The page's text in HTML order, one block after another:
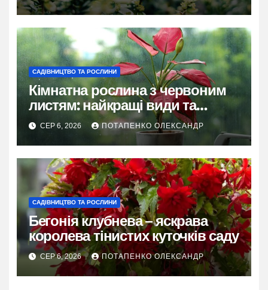
САДІВНИЦТВО ТА РОСЛИНИ
Кімнатна рослина з червоним
листям: найкращі види та
секрети догляду
СЕР 6, 2026 ПОТАПЕНКО ОЛЕКСАНДР
САДІВНИЦТВО ТА РОСЛИНИ
Бегонія клубнева – яскрава
королева тінистих куточків саду
СЕР 6, 2026 ПОТАПЕНКО ОЛЕКСАНДР